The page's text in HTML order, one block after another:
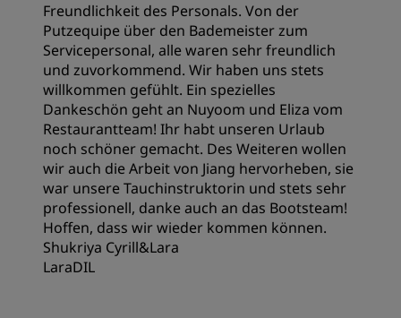
Freundlichkeit des Personals. Von der
Putzequipe über den Bademeister zum
Servicepersonal, alle waren sehr freundlich
und zuvorkommend. Wir haben uns stets
willkommen gefühlt. Ein spezielles
Dankeschön geht an Nuyoom und Eliza vom
Restaurantteam! Ihr habt unseren Urlaub
noch schöner gemacht. Des Weiteren wollen
wir auch die Arbeit von Jiang hervorheben, sie
war unsere Tauchinstruktorin und stets sehr
professionell, danke auch an das Bootsteam!
Hoffen, dass wir wieder kommen können.
Shukriya Cyrill&Lara
LaraDIL